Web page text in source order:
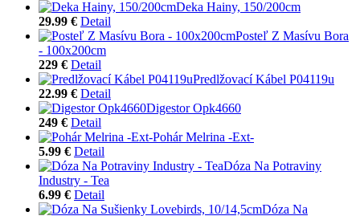
Deka Hainy, 150/200cm
29.99 € Detail
Posteľ Z Masívu Bora
- 100x200cm
229 € Detail
Predlžovací Kábel P04119u
22.99 € Detail
Digestor Opk4660
249 € Detail
Pohár Melrina -Ext-
5.99 € Detail
Dóza Na Potraviny
Industry - Tea
6.99 € Detail
Dóza Na